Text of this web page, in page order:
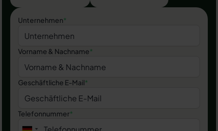
Unternehmen*
Vorname & Nachname*
Geschäftliche E-Mail*
Telefonnummer*